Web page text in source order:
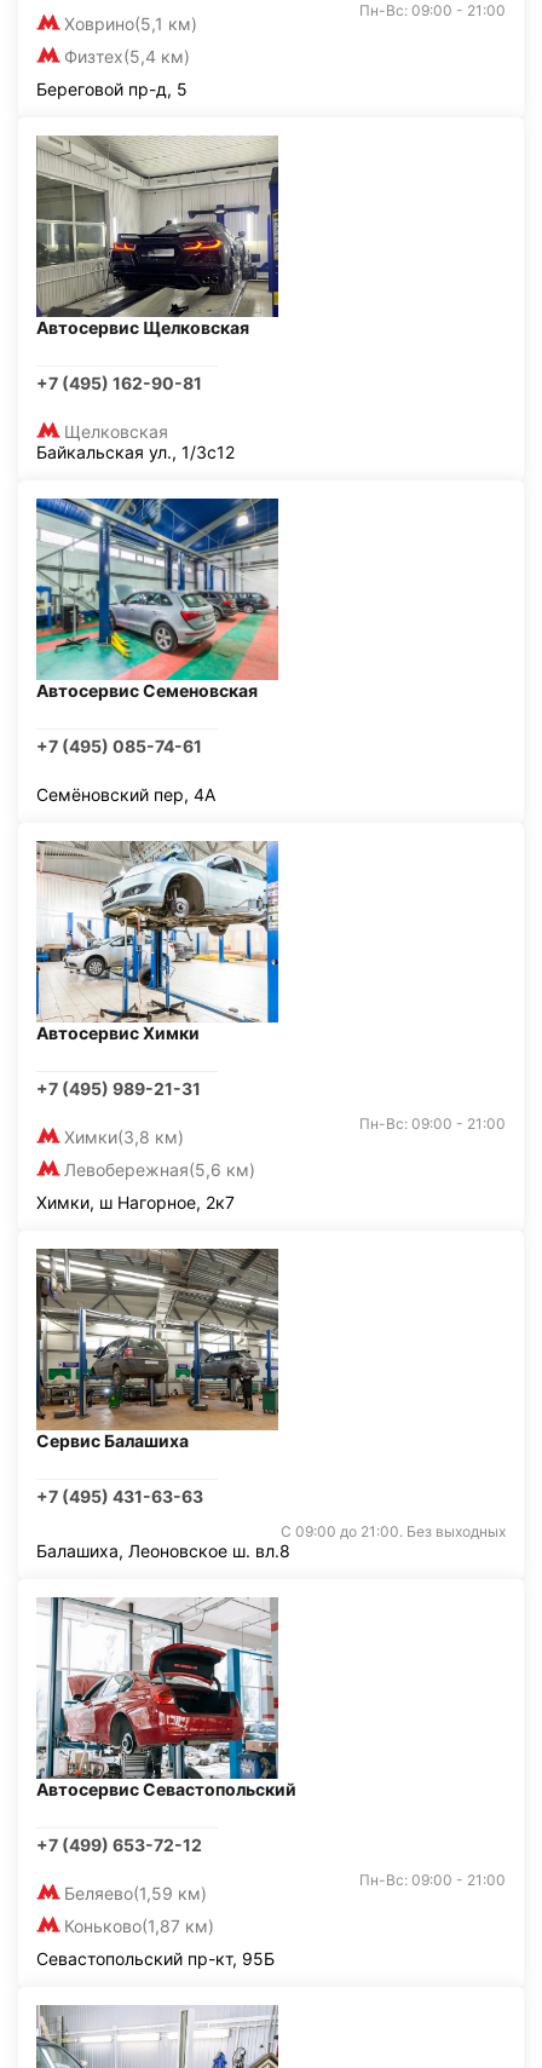
Ховрино(5,1 км)
Физтех(5,4 км)
Пн-Вс: 09:00 - 21:00
Береговой пр-д, 5
Автосервис Щелковская
+7 (495) 162-90-81
Щелковская
Байкальская ул., 1/3с12
Автосервис Семеновская
+7 (495) 085-74-61
Семёновский пер, 4А
Автосервис Химки
+7 (495) 989-21-31
Химки(3,8 км)
Левобережная(5,6 км)
Пн-Вс: 09:00 - 21:00
Химки, ш Нагорное, 2к7
Сервис Балашиха
+7 (495) 431-63-63
С 09:00 до 21:00. Без выходных
Балашиха, Леоновское ш. вл.8
Автосервис Севастопольский
+7 (499) 653-72-12
Беляево(1,59 км)
Коньково(1,87 км)
Пн-Вс: 09:00 - 21:00
Севастопольский пр-кт, 95Б